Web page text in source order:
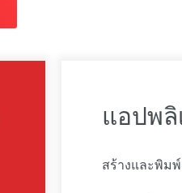
แอปพ
สร้างและพิม